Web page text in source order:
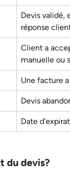
Devis validé,
réponse
Client a
manuelle ou
Une facture
Devis
Date
du devis?